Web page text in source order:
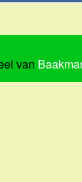
van